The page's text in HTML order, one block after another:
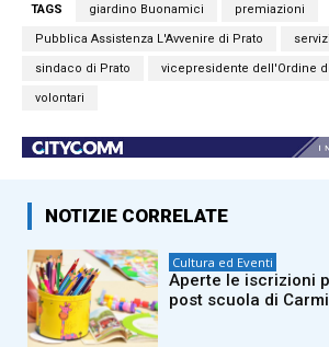
TAGS giardino Buonamici premiazioni
Pubblica Assistenza L'Avvenire di Prato
sindaco di Prato vicepresidente dell'Ordine
volontari
NOTIZIE CORRELATE
Cultura ed Eventi
Aperte le iscrizioni
post scuola di